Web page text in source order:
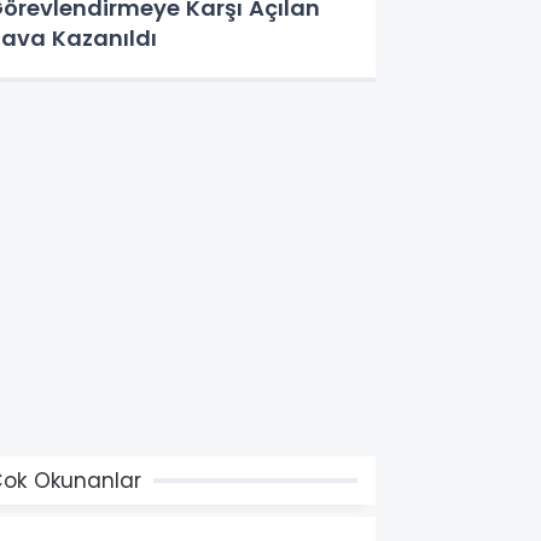
Karşı Açılan
Kazanıldı
Okunanlar